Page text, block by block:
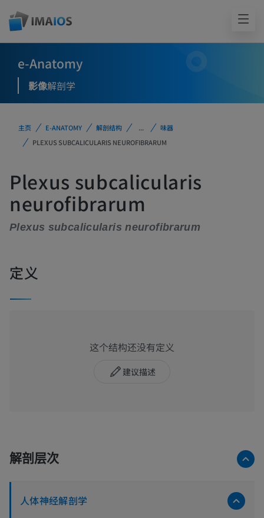
e-Anatomy
影像解剖学
主页 E-ANATOMY 解剖结构 ...
味器
PLEXUS SUBCALICULARIS NEUROFIBRARUM
Plexus subcalicularis
neurofibrarum
Plexus subcalicularis neurofibrarum
定义
这个结构还没有定义
建议描述
解剖层次
人体神经解剖学